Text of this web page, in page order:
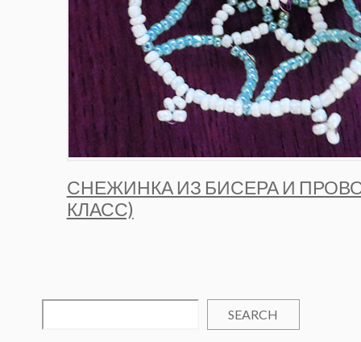
СНЕЖИНКА ИЗ БИСЕРА И
КЛАСС)
SEARCH